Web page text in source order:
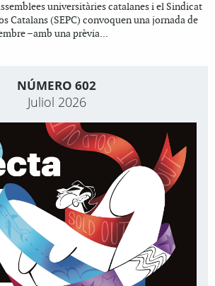
universitàries catalanes i el Sindicat
Catalans (SEPC) convoquen una jornada de
–amb una prèvia...
NÚMERO 602
Juliol 2026